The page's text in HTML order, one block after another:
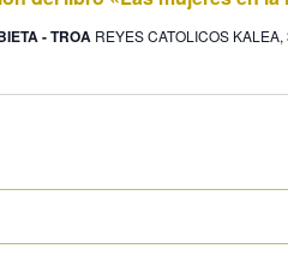
- TROA REYES CATOLICOS